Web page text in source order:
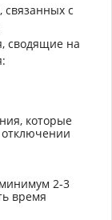
с
сводящие на
которые
2-3
время